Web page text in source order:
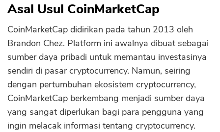
Asal Usul CoinMarketCap
CoinMarketCap didirikan pada tahun 2013 oleh
Brandon Chez. Platform ini awalnya dibuat sebagai
sumber daya pribadi untuk memantau investasinya
sendiri di pasar cryptocurrency. Namun, seiring
dengan pertumbuhan ekosistem cryptocurrency,
CoinMarketCap berkembang menjadi sumber daya
yang sangat diperlukan bagi para pengguna yang
ingin melacak informasi tentang cryptocurrency.